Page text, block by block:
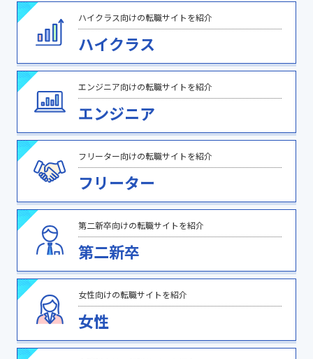
ハイクラス向けの転職サイトを紹介
ハイクラス
エンジニア向けの転職サイトを紹介
エンジニア
フリーター向けの転職サイトを紹介
フリーター
第二新卒向けの転職サイトを紹介
第二新卒
女性向けの転職サイトを紹介
女性